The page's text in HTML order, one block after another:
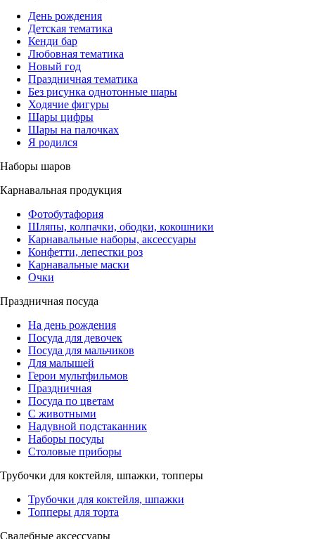
День рождения
Детская тематика
Кенди бар
Любовная тематика
Новый год
Праздничная тематика
Без рисунка однотонные шары
Ходячие фигуры
Шары цифры
Шары на палочках
Я родился
Наборы шаров
Карнавальная продукция
Фотобутафория
Шляпы, колпачки, ободки, кокошники
Карнавальные наборы, аксессуары
Конфетти, лепестки роз
Карнавальные маски
Очки
Праздничная посуда
На день рождения
Посуда для девочек
Посуда для мальчиков
Для малышей
Герои мультфильмов
Праздничная
Посуда по цветам
С животными
Надувной подстаканник
Наборы посуды
Столовые приборы
Трубочки для коктейля, шпажки, топперы
Трубочки для коктейля, шпажки
Топперы для торта
Свадебные аксессуары